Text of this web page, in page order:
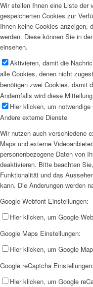
Wir stellen Ihnen eine Liste der
gespeicherten Cookies zur
Ihnen keine Cookies anzeigen,
werden. Diese können Sie in
einsehen.
Aktivieren, damit die
alle Cookies, denen nicht
benötigen zwei Cookies, damit
Andernfalls wird diese
Hier klicken, um
Andere externe Dienste
Wir nutzen auch verschiedene
Maps und externe
personenbezogene Daten von
deaktivieren. Bitte beachten
Funktionalität und das
kann. Die Änderungen werden
Google Webfont Einstellungen:
Hier klicken, um Google
Google Maps Einstellungen:
Hier klicken, um Google
Google reCaptcha Einstellungen:
Hier klicken, um Google